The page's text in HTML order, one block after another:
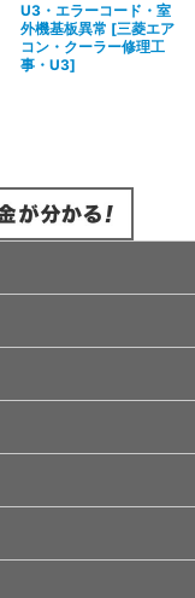
U3・エラーコード・室
外機基板異常 [三菱エア
コン・クーラー修理工
事・U3]